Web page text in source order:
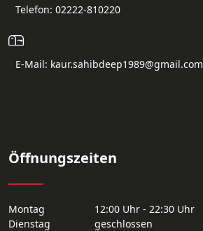
Telefon: 02222-810220
E-Mail: kaur.sahibdeep1989@gmail.com
Öffnungszeiten
Montag
12:00 Uhr - 22:30 Uhr
Dienstag
geschlossen